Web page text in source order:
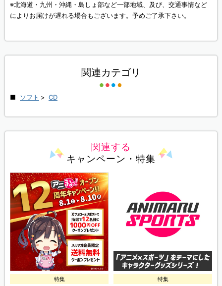
※北海道・九州・沖縄・島しょ部など一部地域、及び、交通事情など
によりお届けが遅れる場合もございます。予めご了承下さい。
関連カテゴリ
ソフト > CD
関連する
キャンペーン・特集
特集 特集